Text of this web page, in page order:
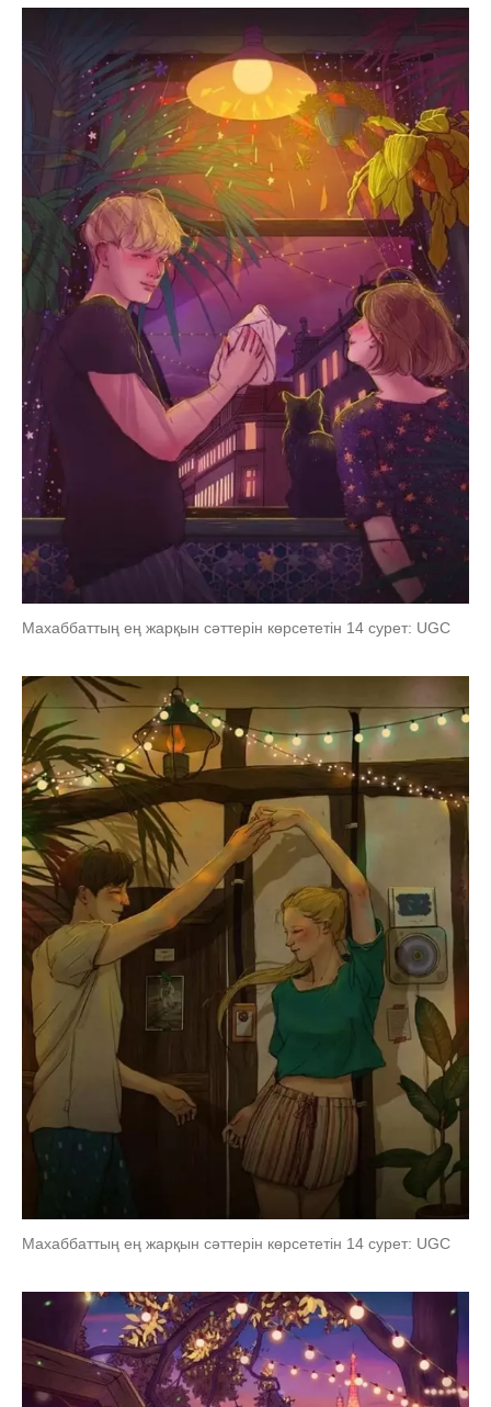
Махаббаттың ең жарқын сәттерін көрсететін 14 сурет: UGC
Махаббаттың ең жарқын сәттерін көрсететін 14 сурет: UGC